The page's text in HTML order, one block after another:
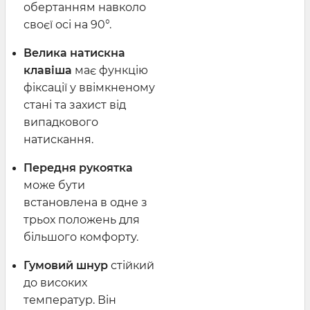
обертанням навколо
своєї осі на 90°.
Велика натискна
клавіша має функцію
фіксації у ввімкненому
стані та захист від
випадкового
натискання.
Передня рукоятка
може бути
встановлена в одне з
трьох положень для
більшого комфорту.
Гумовий шнур стійкий
до високих
температур. Він